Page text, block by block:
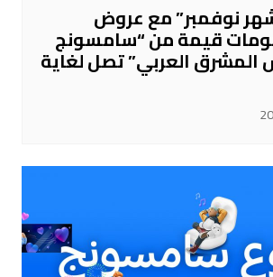
نوفمبر” مع عروض
قيمة من “سامسونج
المشرق العربي” تصل لغاية